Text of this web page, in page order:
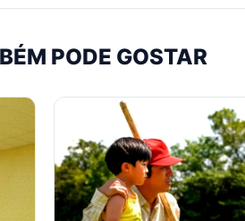
PODE GOSTAR